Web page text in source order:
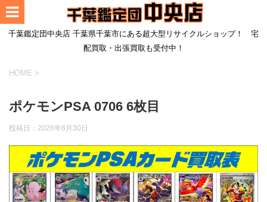
千葉鑑定団中央店 千葉県千葉市にある超大型リサイクルショップ！ 宅
配買取・出張買取も受付中！
HOME >
ポケモンPSA 0706 6枚目
投稿日： 2026年6月30日